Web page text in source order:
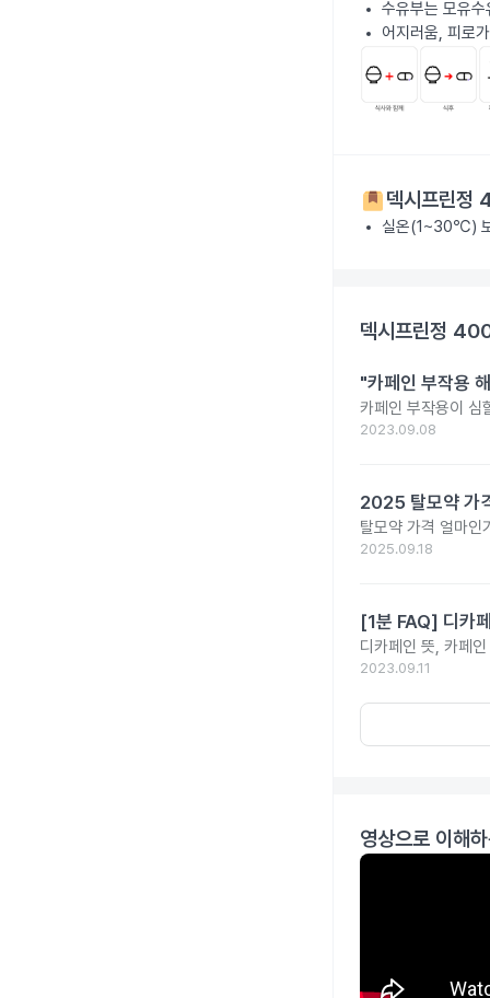
수유부는 모유
어지러움, 피로
덱시프린
실온(1~30℃)
덱시프린정
"카페인 부작용
카페인 부작용이 심
2023.09.08
2025 탈모약 가
탈모약 가격 얼마
2025.09.18
[1분 FAQ] 디카
디카페인 뜻, 카페
2023.09.11
영상으로 이해